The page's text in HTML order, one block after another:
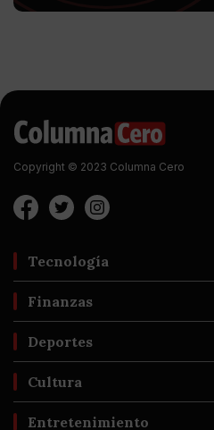
Copyright © 2023 Columna Cero
Tecnología
Finanzas
Deportes
Cultura
Entretenimiento